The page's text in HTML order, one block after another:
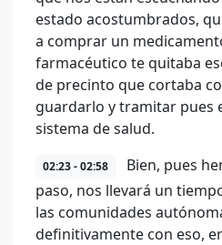
estado acostumbrados,
a comprar un
farmacéutico te quitaba
de precinto que cortaba
guardarlo y tramitar pues
sistema de salud.
02:23 - 02:58
Bien, pues
paso, nos llevará un
las comunidades
definitivamente con eso,